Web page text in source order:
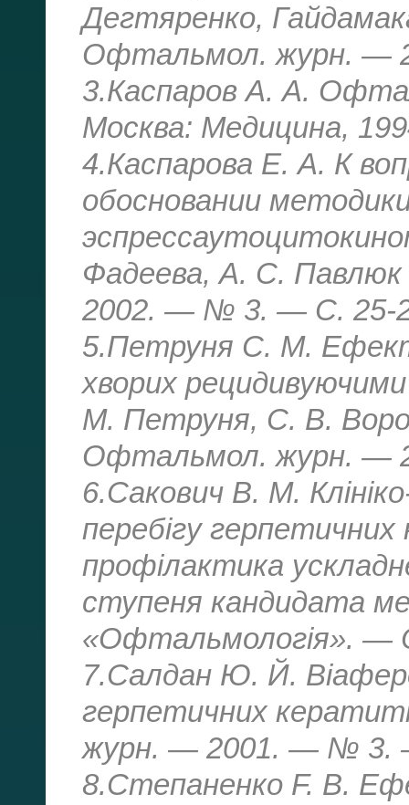
Дегтяренко,
Офтальмол. журн. —
3.Каспаров А. А.
Москва: Медицина,
4.Каспарова Е. А. К
обосновании
Фадеева, А. С.
2002. — № 3. — С. 25-
5.Петруня С. М.
хворих
М. Петруня, С. В.
Офтальмол. журн. —
6.Сакович В. М.
перебігу герпетичних
профілактика
ступеня кандидата
«Офтальмологія». —
7.Салдан Ю. Й.
герпетичних
журн. — 2001. — № 3.
8.Степаненко F. В.